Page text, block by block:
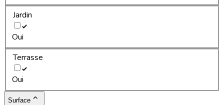
Jardin
Oui
Terrasse
Oui
Surface